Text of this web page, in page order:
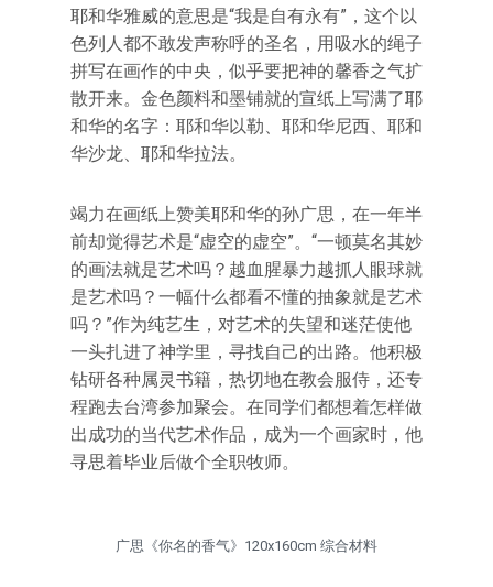
耶和华雅威的意思是“我是自有永有”，这个以
色列人都不敢发声称呼的圣名，用吸水的绳子
拼写在画作的中央，似乎要把神的馨香之气扩
散开来。金色颜料和墨铺就的宣纸上写满了耶
和华的名字：耶和华以勒、耶和华尼西、耶和
华沙龙、耶和华拉法。
竭力在画纸上赞美耶和华的孙广思，在一年半
前却觉得艺术是“虚空的虚空”。“一顿莫名其妙
的画法就是艺术吗？越血腥暴力越抓人眼球就
是艺术吗？一幅什么都看不懂的抽象就是艺术
吗？”作为纯艺生，对艺术的失望和迷茫使他
一头扎进了神学里，寻找自己的出路。他积极
钻研各种属灵书籍，热切地在教会服侍，还专
程跑去台湾参加聚会。在同学们都想着怎样做
出成功的当代艺术作品，成为一个画家时，他
寻思着毕业后做个全职牧师。
广思《你名的香气》120x160cm 综合材料